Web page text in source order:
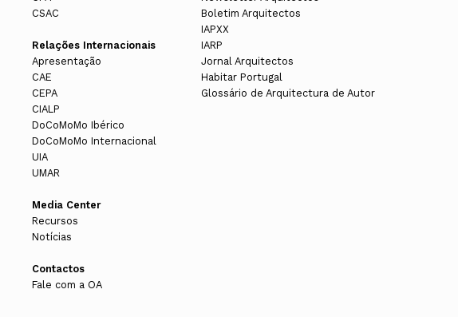
CSAC
Relações Internacionais
Apresentação
CAE
CEPA
CIALP
DoCoMoMo Ibérico
DoCoMoMo Internacional
UIA
UMAR
Media Center
Recursos
Notícias
Contactos
Fale com a OA
Boletim Arquitectos
IAPXX
IARP
Jornal Arquitectos
Habitar Portugal
Glossário de Arquitectura de Autor